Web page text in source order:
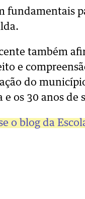
fundamentais
também
e
do
e os 30 anos de
o blog da